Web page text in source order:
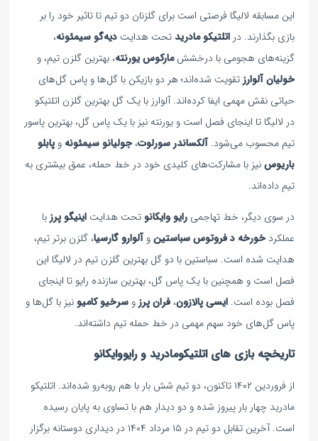
این مسابقه لالیگا فرصتی است برای گلزنان دو تیم تا تاثیر خود را بر
بازی بگذارند. دراتلتیکو مادریدتحت هدایتدیه‌گو سیمئونه،
گزینه‌های هجومی با درخششمارکوس یورنته، بهترین گلزن تیم، و
خولیان آلوارز تقویت شده‌اند؛ هر دو بازیکن با گل‌ها و پاس گل‌های
حیاتی نقش مهمی ایفا کرده‌اند. آلوارز با یک گل بهترین گلزن اتلتیکو
در لالیگا تا اینجای فصل است و یورنته نیز با یک پاس گل، بهترین پاسور
تیم محسوب می‌شود.آلکساندر سورلوت،جولیانو سیمئونه وپابلو
باریوسنیز با مشارکت‌های کلیدی خود در خط حمله، عمق بیشتری به
تیم داده‌اند.
در سوی دیگر، خط تهاجمیرایو وایکانو تحت هدایتاینیگو پرز با
عملکردخورخه د فروتوس سباستینوآلوارو گارسیا، گلزن برتر تیم،
هدایت شده است. سباستین با دو گل بهترین گلزن تیم در لالیگا این
فصل است و همچنین با یک پاس گل، بهترین سازنده رایو تا اینجای
فصل بوده است.ایسی پالازون،فران پرز وسرخیو کامیو نیز با گل‌ها و
پاس گل‌های خود سهم مهمی در خط حمله تیم داشته‌اند.
تاریخچه بازی های اتلتیکومادرید و رایووایکانو
از فروردین ۱۴۰۲ تاکنون، دو تیم شش بار با هم روبه‌رو شده‌اند. اتلتیکو
مادرید چهار بار پیروز شده و دو دیدار هم با تساوی به پایان رسیده
است. آخرین تقابل دو تیم در ۱۵ مرداد ۱۴۰۴ در دیداری دوستانه برگزار